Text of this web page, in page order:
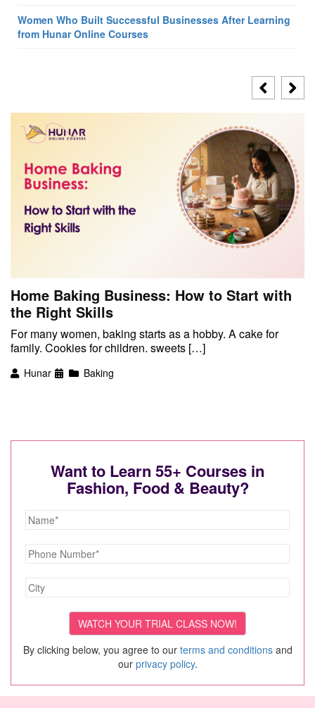
Women Who Built Successful Businesses After Learning
from Hunar Online Courses
Home Baking Business: How to Start with
the Right Skills
For many women, baking starts as a hobby. A cake for
family. Cookies for children. sweets […]
Hunar Baking
Want to Learn 55+ Courses in
Fashion, Food & Beauty?
By clicking below, you agree to our terms and conditionsand
our privacy policy.